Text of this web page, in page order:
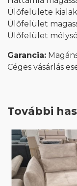
Ülőfelülete
Ülőfelület
Ülőfelület
Garancia:
Céges vásárlás
További